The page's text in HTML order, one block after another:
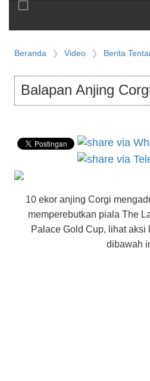
Beranda Video Berita
Balapan Anjing
10 ekor anjing Corgi
memperebutkan piala The
Palace Gold Cup, lihat aksi
dibawah